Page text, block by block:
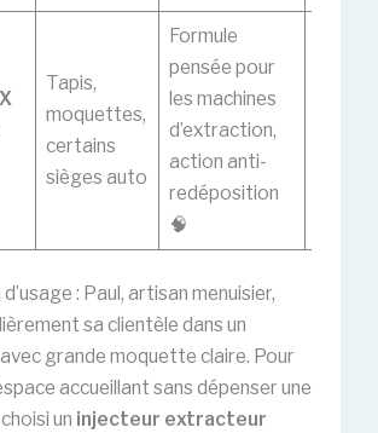
Tapis,
moquettes,
certains
sièges auto
Formule
pensée pour
les machines
d’extraction,
action anti-
redéposition
🧠
: Paul, artisan menuisier,
sa clientèle dans un
grande moquette claire. Pour
accueillant sans dépenser une
un injecteur extracteur